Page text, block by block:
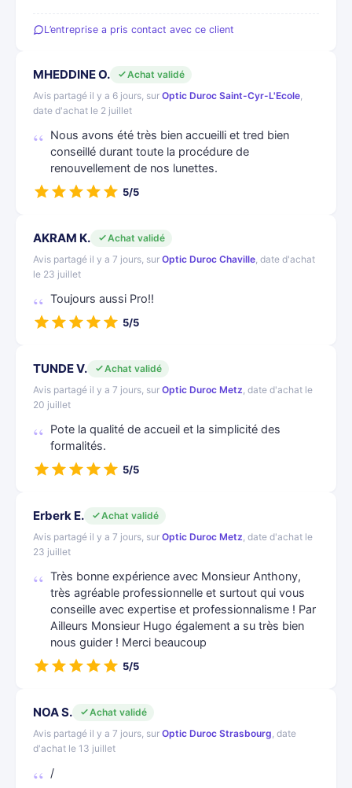
L’entreprise a pris contact avec ce client
MHEDDINE O.
Achat validé
Avis partagé il y a 6 jours, sur Optic Duroc Saint-Cyr-L'Ecole,
date d'achat le 2 juillet
Nous avons été très bien accueilli et tred bien
conseillé durant toute la procédure de
renouvellement de nos lunettes.
5/5
AKRAM K.
Achat validé
Avis partagé il y a 7 jours, sur Optic Duroc Chaville, date d'achat
le 23 juillet
Toujours aussi Pro!!
5/5
TUNDE V.
Achat validé
Avis partagé il y a 7 jours, sur Optic Duroc Metz, date d'achat le
20 juillet
Pote la qualité de accueil et la simplicité des
formalités.
5/5
Erberk E.
Achat validé
Avis partagé il y a 7 jours, sur Optic Duroc Metz, date d'achat le
23 juillet
Très bonne expérience avec Monsieur Anthony,
très agréable professionnelle et surtout qui vous
conseille avec expertise et professionnalisme ! Par
Ailleurs Monsieur Hugo également a su très bien
nous guider ! Merci beaucoup
5/5
NOA S.
Achat validé
Avis partagé il y a 7 jours, sur Optic Duroc Strasbourg, date
d'achat le 13 juillet
/